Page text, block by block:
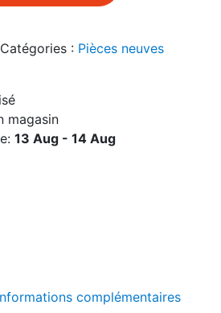
Catégories : Pièces neuves
magasin
13 Aug - 14 Aug
complémentaires